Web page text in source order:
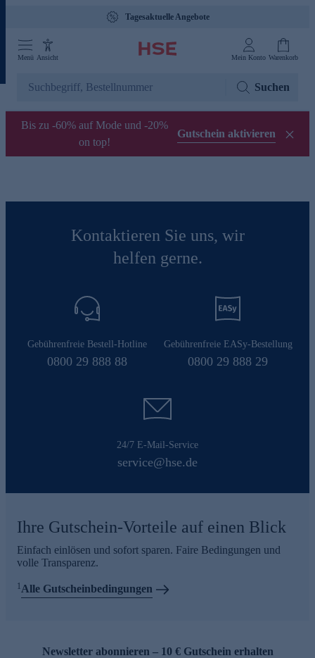
Tagesaktuelle Angebote
Menü Ansicht Mein Konto Warenkorb
Suchen
Bis zu -60% auf Mode und -20%
on top!
Gutschein aktivieren
Kontaktieren Sie uns, wir
helfen gerne.
Gebührenfreie Bestell-Hotline
0800 29 888 88
Gebührenfreie EASy-Bestellung
0800 29 888 29
24/7 E-Mail-Service
service@hse.de
Ihre Gutschein-Vorteile auf einen Blick
Einfach einlösen und sofort sparen. Faire Bedingungen und
volle Transparenz.
1Alle Gutscheinbedingungen
Newsletter abonnieren – 10 € Gutschein erhalten